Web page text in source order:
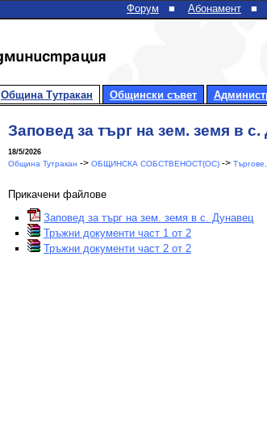
Форум ■ Абонамент ■
Община Тутракан Общински съвет
Заповед за търг на зем. земя в
18/5/2026
Община Тутракан -> ОБЩИНСКА СОБСТВЕНОСТ(ОС) ->
Прикачени файлове
Заповед за търг на зем. земя в с. Дунавец
Тръжни документи част 1 от 2
Тръжни документи част 2 от 2